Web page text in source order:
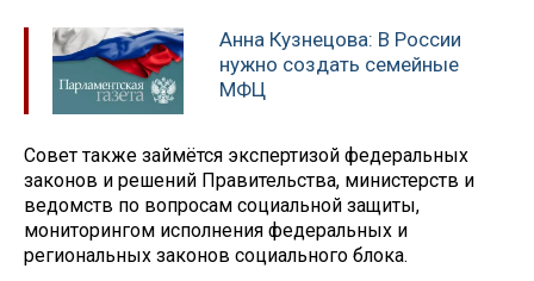
Анна Кузнецова: В России
нужно создать семейные
МФЦ
Совет также займётся экспертизой федеральных
законов и решений Правительства, министерств и
ведомств по вопросам социальной защиты,
мониторингом исполнения федеральных и
региональных законов социального блока.